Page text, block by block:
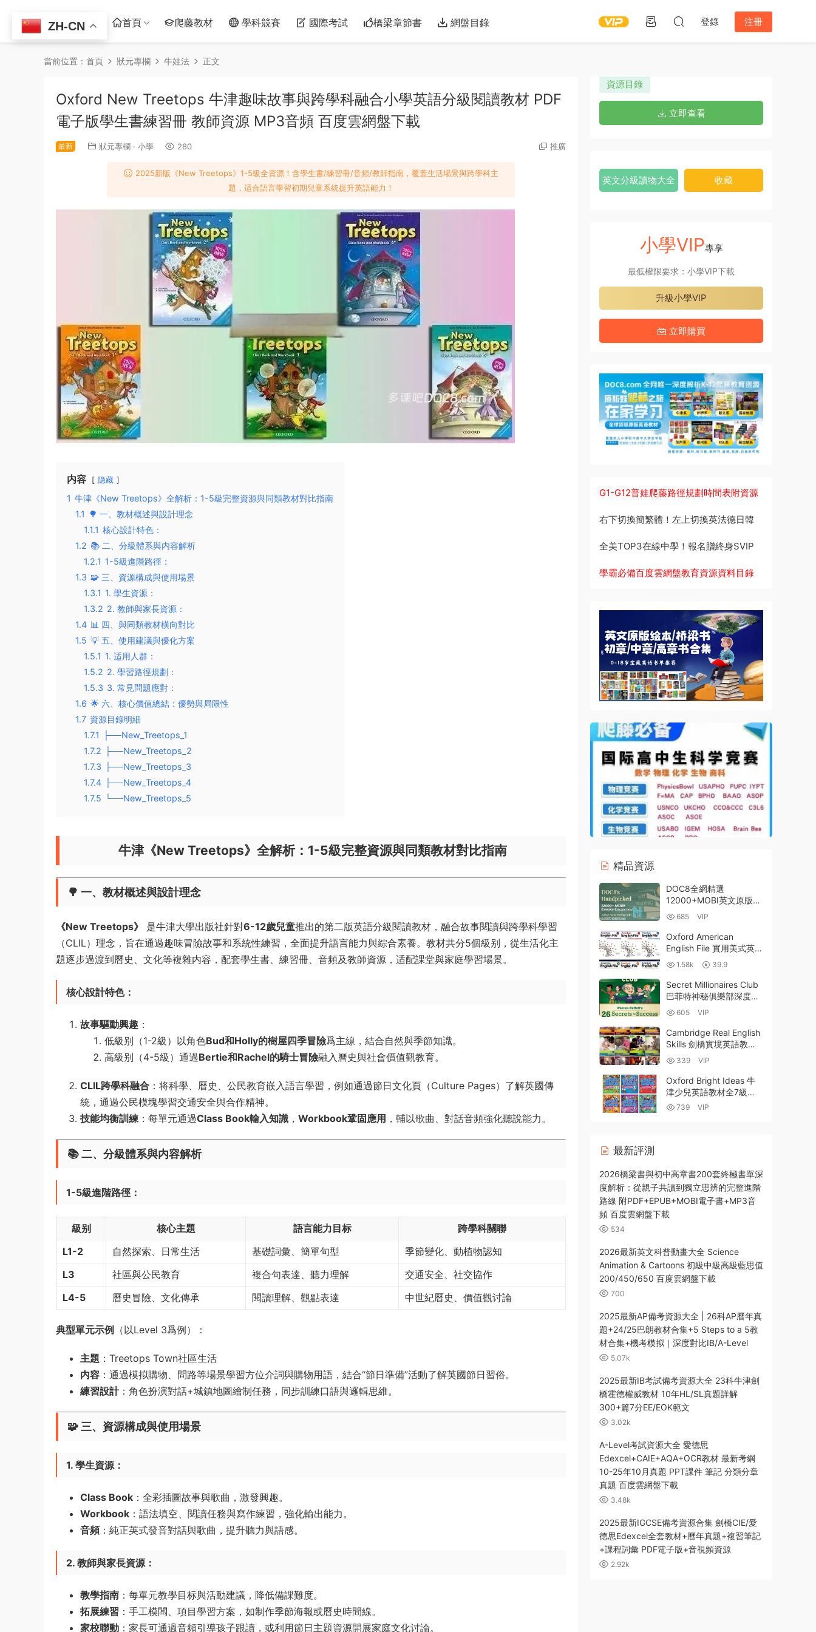
首頁 爬藤教材 學科競賽 國際考試 橋梁章節書 網盤目錄 登錄 注冊
當前位置： 首頁 狀元專欄 牛娃法 正文
Oxford New Treetops 牛津趣味故事與跨學科融合小學英語分級閱讀教材 PDF
電子版學生書練習冊 教師資源 MP3音頻 百度雲網盤下載
最新 狀元專欄 · 小學 280 推廣
2025新版《New Treetops》1-5級全資源！含學生書/練習冊/音頻/教師指南，覆蓋生活場景與跨學科主
題，适合語言學習初期兒童系統提升英語能力！
内容 隐藏
1 牛津《New Treetops》全解析：1-5級完整資源與同類教材對比指南
1.1 🌳 一、教材概述與設計理念
1.1.1 核心設計特色：
1.2 📚 二、分級體系與内容解析
1.2.1 1-5級進階路徑：
1.3 🧩 三、資源構成與使用場景
1.3.1 1. 學生資源：
1.3.2 2. 教師與家長資源：
1.4 📊 四、與同類教材橫向對比
1.5 💡 五、使用建議與優化方案
1.5.1 1. 适用人群：
1.5.2 2. 學習路徑規劃：
1.5.3 3. 常見問題應對：
1.6 🌟 六、核心價值總結：優勢與局限性
1.7 資源目錄明細
1.7.1
├──New_Treetops_1
1.7.2
├──New_Treetops_2
1.7.3
├──New_Treetops_3
1.7.4
├──New_Treetops_4
1.7.5
└──New_Treetops_5
牛津《New Treetops》全解析：1-5級完整資源與同類教材對比指南
🌳 一、教材概述與設計理念
《New Treetops》 是牛津大學出版社針對6-12歲兒童推出的第二版英語分級閱讀教材，融合故事閱讀與跨學科學習
（CLIL）理念，旨在通過趣味冒險故事和系統性練習，全面提升語言能力與綜合素養。教材共分5個級别，從生活化主
題逐步過渡到曆史、文化等複雜内容，配套學生書、練習冊、音頻及教師資源，适配課堂與家庭學習場景。
核心設計特色：
故事驅動興趣 ：
低級别（1-2級）以角色Bud和Holly的樹屋四季冒險爲主線，結合自然與季節知識。
高級别（4-5級）通過Bertie和Rachel的騎士冒險融入曆史與社會價值觀教育。
CLIL跨學科融合 ：将科學、曆史、公民教育嵌入語言學習，例如通過節日文化頁（Culture Pages）了解英國傳
統，通過公民模塊學習交通安全與合作精神。
技能均衡訓練：每單元通過Class Book輸入知識 ， Workbook鞏固應用 ，輔以歌曲、對話音頻強化聽說能力。
📚 二、分級體系與内容解析
1-5級進階路徑 ：
級别 核心主題 語言能力目标
跨學科關聯
L1-2
自然探索、日常生活 基礎詞彙、簡單句型
季節變化、動植物認知
L3
社區與公民教育 複合句表達、聽力理解
交通安全、社交協作
L4-5
曆史冒險、文化傳承 閱讀理解、觀點表達 中世紀曆史、價值觀讨論
典型單元示例 （以Level 3爲例）：
主題 ：Treetops Town社區生活
内容 ：通過模拟購物、問路等場景學習方位介詞與購物用語，結合“節日準備”活動了解英國節日習俗。
練習設計：角色扮演對話+城鎮地圖繪制任務，同步訓練口語與邏輯思維。
🧩 三、資源構成與使用場景
1. 學生資源：
Class Book ：全彩插圖故事與歌曲，激發興趣。
Workbook ：語法填空、閱讀任務與寫作練習，強化輸出能力。
音頻：純正英式發音對話與歌曲，提升聽力與語感。
2. 教師與家長資源：
教學指南 ：每單元教學目标與活動建議，降低備課難度。
拓展練習 ：手工模闆、項目學習方案，如制作季節海報或曆史時間線。
家校聯動 ：家長可通過音頻引導孩子跟讀，或利用節日主題資源開展家庭文化讨論。
資源目錄
立即查看
英文分級讀物大全 收藏
小學VIP專享
最低權限要求：小學VIP下載
升級小學VIP
立即購買
G1-G12普娃爬藤路徑規劃時間表附資源
右下切換簡繁體！左上切換英法德日韓
全美TOP3在線中學！報名贈終身SVIP
學霸必備百度雲網盤教育資源資料目錄
精品資源
DOC8全網精選
12000+MOBI英文原版電
子書庫（作者名以字母N
開始 從N. D. Wilson到
Nury Vittachi） 百度雲網
盤下載
685 VIP
Oxford American
English File 實用美式英語
美語衣食住行工具書 成人
美語教程 Starter-G5級
PDF 學生用書 MP3音頻
MP4視頻 百度雲網盤下載
1.58k 39.9
Secret Millionaires Club
巴菲特神秘俱樂部深度解
析：财商啓蒙動畫
MP4+配套漫畫+課後指南
PDF電子版下載
605 VIP
Cambridge Real English
Skills 劍橋實境英語教材
英文版 PDF電子版學生書
+答案+教師筆記 MP3音
頻 百度網盤下載
339 VIP
Oxford Bright Ideas 牛
津少兒英語教材全7級
PDF電子版學生書+教師
739 VIP
最新評測
2026橋梁書與初中高章書200套終極書單深
度解析：從親子共讀到獨立思辨的完整進階
路線 附PDF+EPUB+MOBI電子書+MP3音
頻 百度雲網盤下載
534
2026最新英文科普動畫大全 Science
Animation & Cartoons 初級中級高級藍思值
200/450/650 百度雲網盤下載
700
2025最新AP備考資源大全 | 26科AP曆年真
題+24/25巴朗教材合集+5 Steps to a 5教
材合集+機考模拟｜深度對比IB/A-Level
5.07k
2025最新IB考試備考資源大全 23科牛津劍
橋霍德權威教材 10年HL/SL真題詳解
300+篇7分EE/EOK範文
3.02k
A-Level考試資源大全 愛德思
Edexcel+CAIE+AQA+OCR教材 最新考綱
10-25年10月真題 PPT課件 筆記 分類分章
真題 百度雲網盤下載
3.48k
2025最新IGCSE備考資源合集 劍橋CIE/愛
德思Edexcel全套教材+曆年真題+複習筆記
+課程詞彙 PDF電子版+音視頻資源
2.92k
ZH-CN